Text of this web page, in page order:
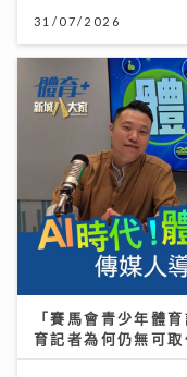
31/07/2026
「賽馬會青少年體
育記者為何仍無可